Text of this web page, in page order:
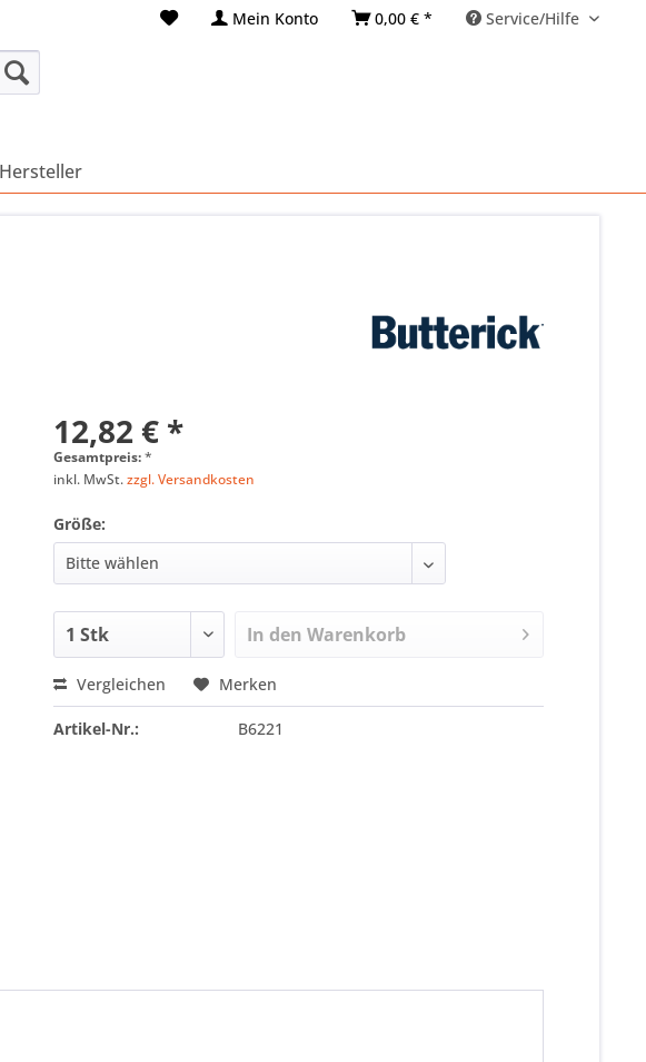
Mein Konto 0,00 € * Service/Hilfe
Hersteller
12,82 € *
Gesamtpreis:*
inkl. MwSt.zzgl. Versandkosten
Größe:
In den Warenkorb
Vergleichen Merken
Artikel-Nr.: B6221